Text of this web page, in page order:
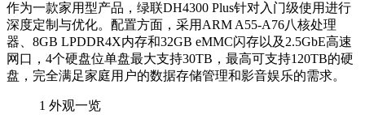
作为一款家用型产品，绿联DH4300 Plus针对入门级使用进行
深度定制与优化。配置方面，采用ARM A55-A76八核处理
器、8GB LPDDR4X内存和32GB eMMC闪存以及2.5GbE高速
网口，4个硬盘位单盘最大支持30TB，最高可支持120TB的硬
盘，完全满足家庭用户的数据存储管理和影音娱乐的需求。
1 外观一览